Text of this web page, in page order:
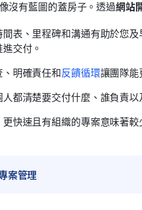
沒有藍圖的蓋房子。透過網站
間表、里程碑和溝通有助於您
交付。
明確責任和反饋循環讓團隊
人都清楚要交付什麼、誰負責
更快速且有組織的專案意味著
案管理